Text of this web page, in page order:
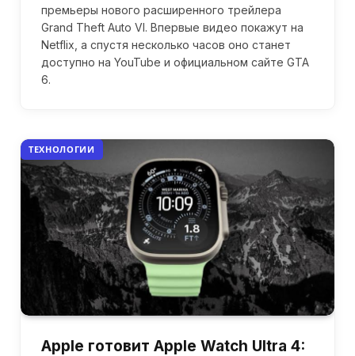
премьеры нового расширенного трейлера
Grand Theft Auto VI. Впервые видео покажут на
Netflix, а спустя несколько часов оно станет
доступно на YouTube и официальном сайте GTA
6.
ТЕХНОЛОГИИ
Apple готовит Apple Watch Ultra 4: